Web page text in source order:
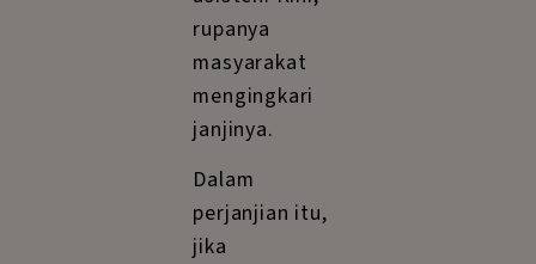
rupanya
masyarakat
mengingkari
janjinya.
Dalam
perjanjian itu,
jika